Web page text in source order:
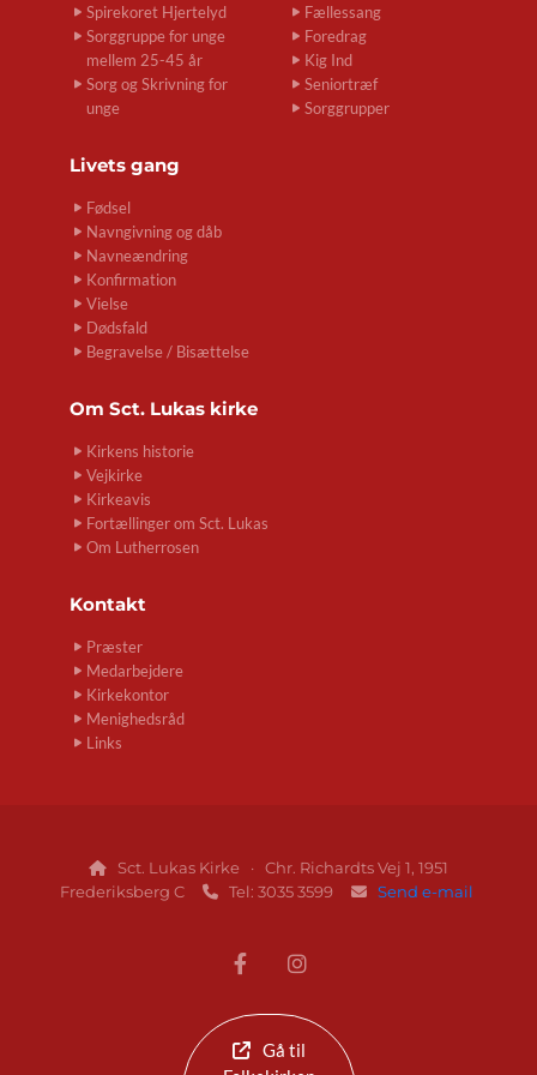
Spirekoret Hjertelyd
Sorggruppe for unge
mellem 25-45 år
Sorg og Skrivning for
unge
Fællessang
Foredrag
Kig Ind
Seniortræf
Sorggrupper
Livets gang
Fødsel
Navngivning og dåb
Navneændring
Konfirmation
Vielse
Dødsfald
Begravelse / Bisættelse
Om Sct. Lukas kirke
Kirkens historie
Vejkirke
Kirkeavis
Fortællinger om Sct. Lukas
Om Lutherrosen
Kontakt
Præster
Medarbejdere
Kirkekontor
Menighedsråd
Links

Sct. Lukas Kirke · Chr. Richardts Vej 1, 1951
Frederiksberg C
 Tel: 3035 3599  Send e-mail
Gå til